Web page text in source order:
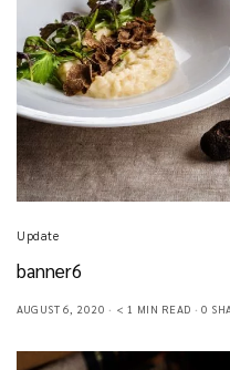
Update
banner6
AUGUST 6, 2020 < 1 MIN READ 0